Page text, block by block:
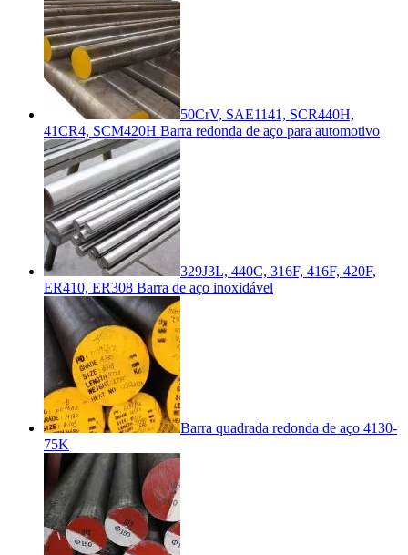
50CrV, SAE1141, SCR440H,
41CR4, SCM420H Barra redonda de aço para automotivo
329J3L, 440C, 316F, 416F, 420F,
ER410, ER308 Barra de aço inoxidável
Barra quadrada redonda de aço 4130-
75K